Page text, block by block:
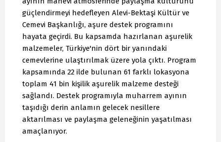
güçlendirmeyi hedefleyen Alevi-Bektaşi Kültür ve
Cemevi Başkanlığı, aşure destek programını
hayata geçirdi. Bu kapsamda hazırlanan aşurelik
malzemeler, Türkiye'nin dört bir yanındaki
cemevlerine ulaştırılmak üzere yola çıktı. Program
kapsamında 22 ilde bulunan 61 farklı lokasyona
toplam 41 bin kişilik aşurelik malzeme desteği
sağlandı. Destek programıyla muharrem ayının
taşıdığı derin anlamın gelecek nesillere
aktarılması ve paylaşma geleneğinin yaşatılması
amaçlanıyor.